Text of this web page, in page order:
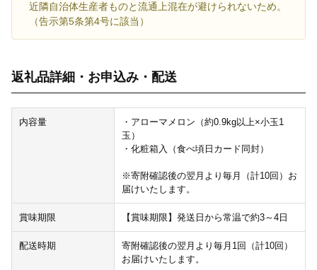
近隣自治体生産者ものと流通上混在が避けられないため。
（告示第5条第4号に該当）
返礼品詳細・お申込み・配送
内容量
・アローマメロン（約0.9kg以上×小玉1
玉）
・化粧箱入（食べ頃日カード同封）
※寄附確認後の翌月より毎月（計10回）お
届けいたします。
賞味期限 【賞味期限】発送日から常温で約3～4日
配送時期
寄附確認後の翌月より毎月1回（計10回）
お届けいたします。